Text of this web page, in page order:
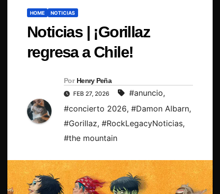
HOME NOTICIAS
Noticias | ¡Gorillaz
regresa a Chile!
Por Henry Peña
FEB 27, 2026 #anuncio,
#concierto 2026, #Damon Albarn,
#Gorillaz, #RockLegacyNoticias,
#the mountain